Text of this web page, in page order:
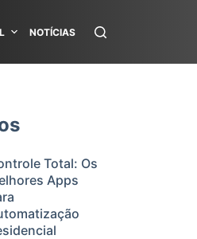
NOTÍCIAS
Total: Os
Apps